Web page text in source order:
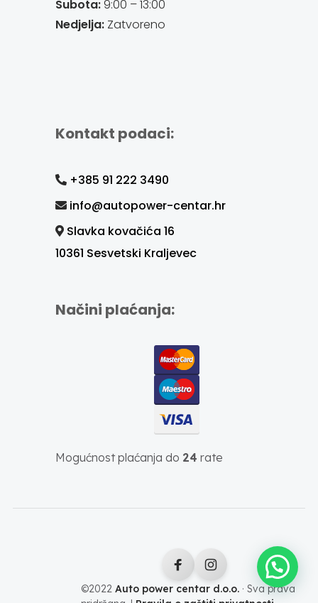
Subota:9:00 – 13:00
Nedjelja:Zatvoreno
Kontakt podaci:
+385 91 222 3490
info@autopower-centar.hr
Slavka kovačića 16
10361 Sesvetski Kraljevec
Načini plaćanja:
Mogućnost plaćanja do 24 rate
©2022 Auto power centar d.o.o.· Sva prava